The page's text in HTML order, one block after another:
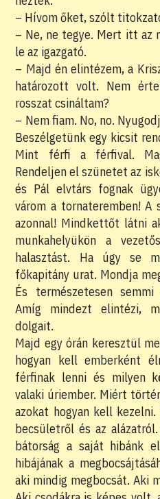
– Hívom őket, szólt
– Ne, ne tegye. Mert itt az
le az igazgató.
– Majd én elintézem, a
határozott volt. Nem
rosszat csináltam?
– Nem fiam. No, no.
Beszélgetünk egy kicsit
Mint férfi a férfival.
Rendeljen el szünetet az
és Pál elvtárs fognak
várom a tornateremben!
azonnal! Mindkettőt látni
munkahelyükön a
halasztást. Ha úgy se
főkapitány urat. Mondja
És természetesen
Amíg mindezt elintézi,
dolgait.
Majd egy órán keresztül
hogyan kell emberként
férfinak lenni és milyen
valaki úriember. Miért
azokat hogyan kell
becsületről és az
bátorság a saját hibánk
hibájának a
aki mindig megbocsát. Aki